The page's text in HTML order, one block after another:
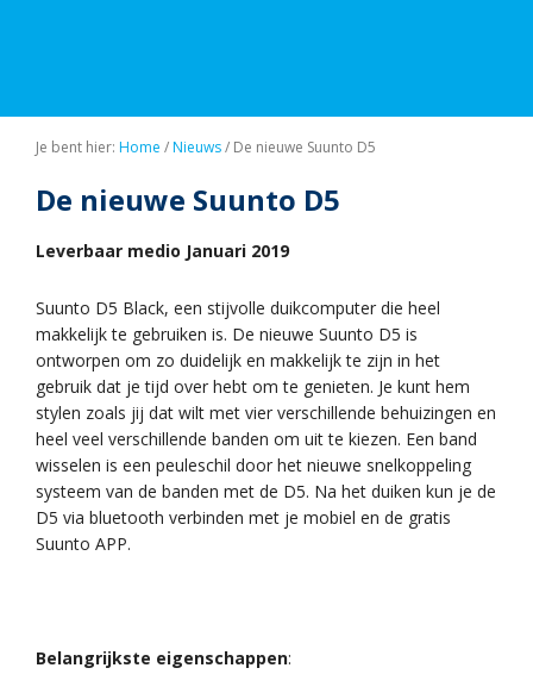
Je bent hier: Home /Nieuws/ De nieuwe Suunto D5
De nieuwe Suunto D5
Leverbaar medio Januari 2019
Suunto D5 Black, een stijvolle duikcomputer die heel
makkelijk te gebruiken is. De nieuwe Suunto D5 is
ontworpen om zo duidelijk en makkelijk te zijn in het
gebruik dat je tijd over hebt om te genieten. Je kunt hem
stylen zoals jij dat wilt met vier verschillende behuizingen en
heel veel verschillende banden om uit te kiezen. Een band
wisselen is een peuleschil door het nieuwe snelkoppeling
systeem van de banden met de D5. Na het duiken kun je de
D5 via bluetooth verbinden met je mobiel en de gratis
Suunto APP.
Belangrijkste eigenschappen: